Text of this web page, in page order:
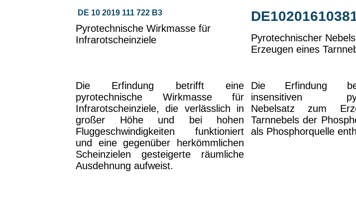
DE 10 2019 111 722 B3
Pyrotechnische Wirkmasse für
Infrarotscheinziele
Pyrotechnischer
Erzeugen eines
Die Erfindung betrifft eine
pyrotechnische Wirkmasse für
Infrarotscheinziele, die verlässlich in
großer Höhe und bei hohen
Fluggeschwindigkeiten funktioniert
und eine gegenüber herkömmlichen
Scheinzielen gesteigerte räumliche
Ausdehnung aufweist.
Die Erfindung
insensitiven
Nebelsatz zum
Tarnnebels der
als Phosphorquelle